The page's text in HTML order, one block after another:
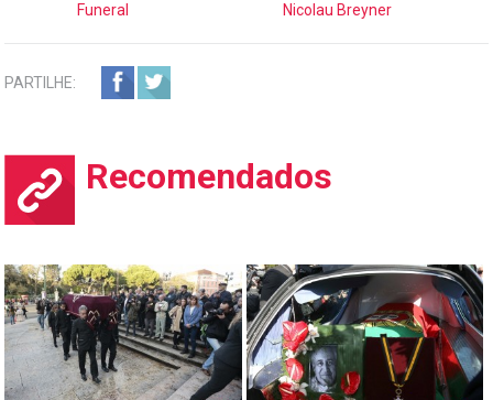
Funeral Nicolau Breyner
PARTILHE:
Recomendados